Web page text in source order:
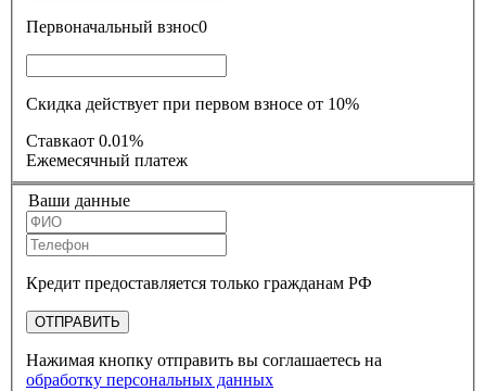
Первоначальный взнос0
Скидка действует при первом взносе от 10%
Ставкаот 0.01%
Ежемесячный платеж
Ваши данные
Кредит предоставляется только гражданам РФ
ОТПРАВИТЬ
Нажимая кнопку отправить вы соглашаетесь на
обработку персональных данных